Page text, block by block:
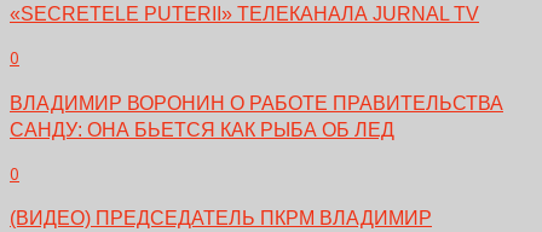
«SECRETELE PUTERII» ТЕЛЕКАНАЛА JURNAL TV
0
ВЛАДИМИР ВОРОНИН О РАБОТЕ ПРАВИТЕЛЬСТВА
САНДУ: ОНА БЬЕТСЯ КАК РЫБА ОБ ЛЕД
0
(ВИДЕО) ПРЕДСЕДАТЕЛЬ ПКРМ ВЛАДИМИР